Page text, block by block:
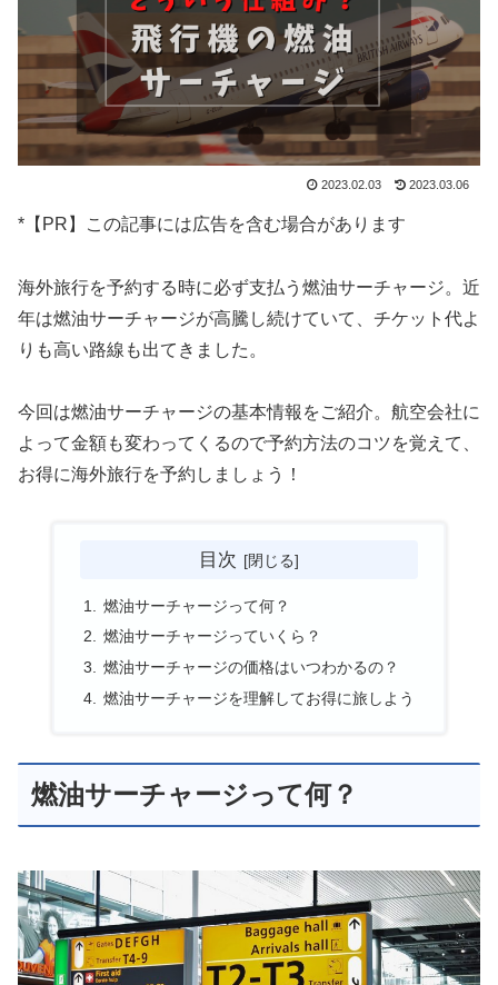
2023.02.03 2023.03.06
*【PR】この記事には広告を含む場合があります
海外旅行を予約する時に必ず支払う燃油サーチャージ。近
年は燃油サーチャージが高騰し続けていて、チケット代よ
りも高い路線も出てきました。
今回は燃油サーチャージの基本情報をご紹介。航空会社に
よって金額も変わってくるので予約方法のコツを覚えて、
お得に海外旅行を予約しましょう！
目次
燃油サーチャージって何？
燃油サーチャージっていくら？
燃油サーチャージの価格はいつわかるの？
燃油サーチャージを理解してお得に旅しよう
燃油サーチャージって何？